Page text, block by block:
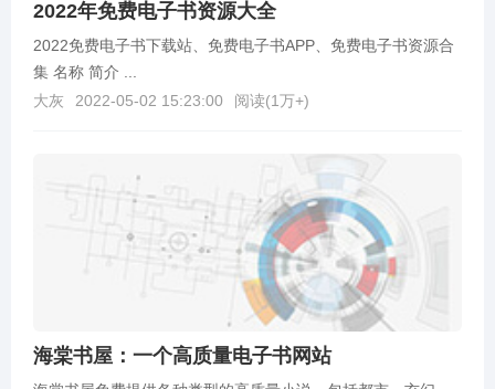
2022年免费电子书资源大全
2022免费电子书下载站、免费电子书APP、免费电子书资源合
集 名称 简介 ...
大灰
2022-05-02 15:23:00 阅读(1万+)
海棠书屋：一个高质量电子书网站